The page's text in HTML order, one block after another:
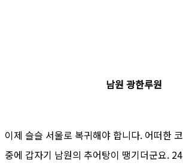
남원 광한루원
이제 슬슬 서울로 복귀해야 합니다. 어떠한
중에 갑자기 남원의 추어탕이 땡기더군요.